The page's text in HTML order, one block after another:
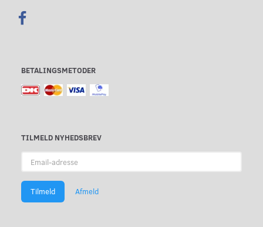
BETALINGSMETODER
TILMELD NYHEDSBREV
adresse
Tilmeld Afmeld